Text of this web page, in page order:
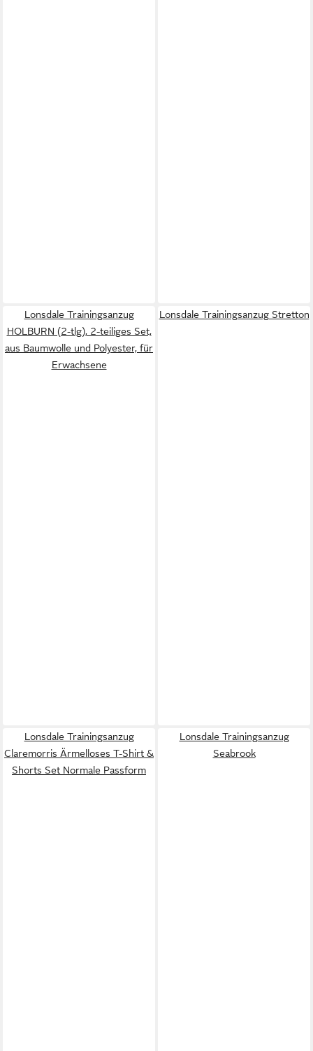
Lonsdale Trainingsanzug
HOLBURN (2-tlg), 2-teiliges Set,
aus Baumwolle und Polyester, für
Erwachsene
Lonsdale Trainingsanzug Stretton
Lonsdale Trainingsanzug
Claremorris Ärmelloses T-Shirt &
Shorts Set Normale Passform
Lonsdale Trainingsanzug
Seabrook